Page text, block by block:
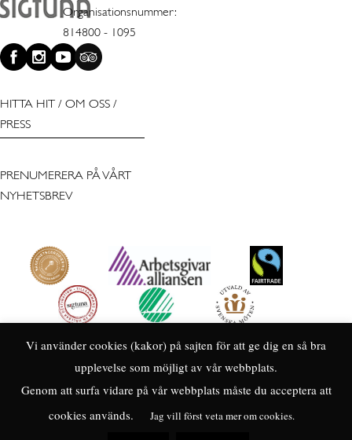
Organisationsnummer:
814800 - 1095
HITTA HIT / OM OSS /
PRESS
PRENUMERERA PÅ VÅRT
NYHETSBREV
Vi använder cookies (kakor) på sajten för att ge dig en så bra
upplevelse som möjligt av vår webbplats.
Genom att surfa vidare på vår webbplats måste du acceptera att
cookies används.
Jag vill först veta mer om cookies.